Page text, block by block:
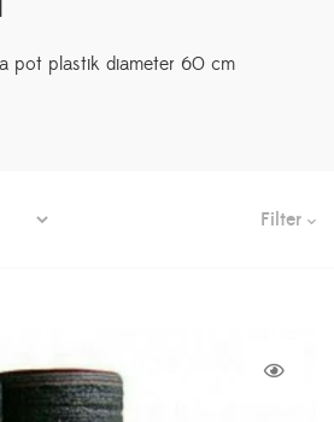
pot plastik diameter 60 cm
Filter